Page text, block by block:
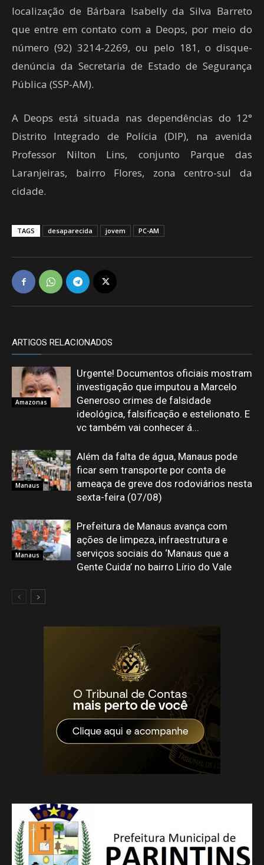
localização de Bárbara Isabelly da Silva Barreto
que entre em contato com a Deops, por meio do
número (92) 3214-2269, ou pelo 181, o disque-
denúncia da Secretaria de Estado de Segurança
Pública (SSP-AM).
A Deops está situada nas dependências do 12°
Distrito Integrado de Polícia (DIP), na avenida
Professor Nilton Lins, conjunto Parque das
Laranjeiras, bairro Flores, zona centro-sul da
cidade.
TAGS desaparecida jovem PC-AM
ARTIGOS RELACIONADOS
Amazonas
Urgente! Documentos oficiais mostram
investigação que imputou a Marcelo
Generoso crimes de falsidade
ideológica, falsificação e estelionato. E
vc também vai conhecer á...
Manaus
Além da falta de água, Manaus pode
ficar sem transporte por conta de
ameaça de greve dos rodoviários nesta
sexta-feira (07/08)
Manaus
Prefeitura de Manaus avança com
ações de limpeza, infraestrutura e
serviços sociais do ‘Manaus que a
Gente Cuida’ no bairro Lírio do Vale